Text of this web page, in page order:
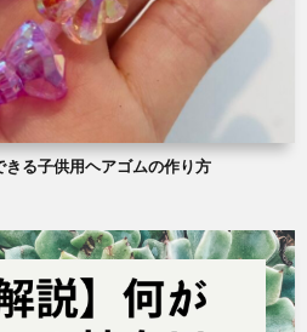
る子供用ヘアゴムの作り方